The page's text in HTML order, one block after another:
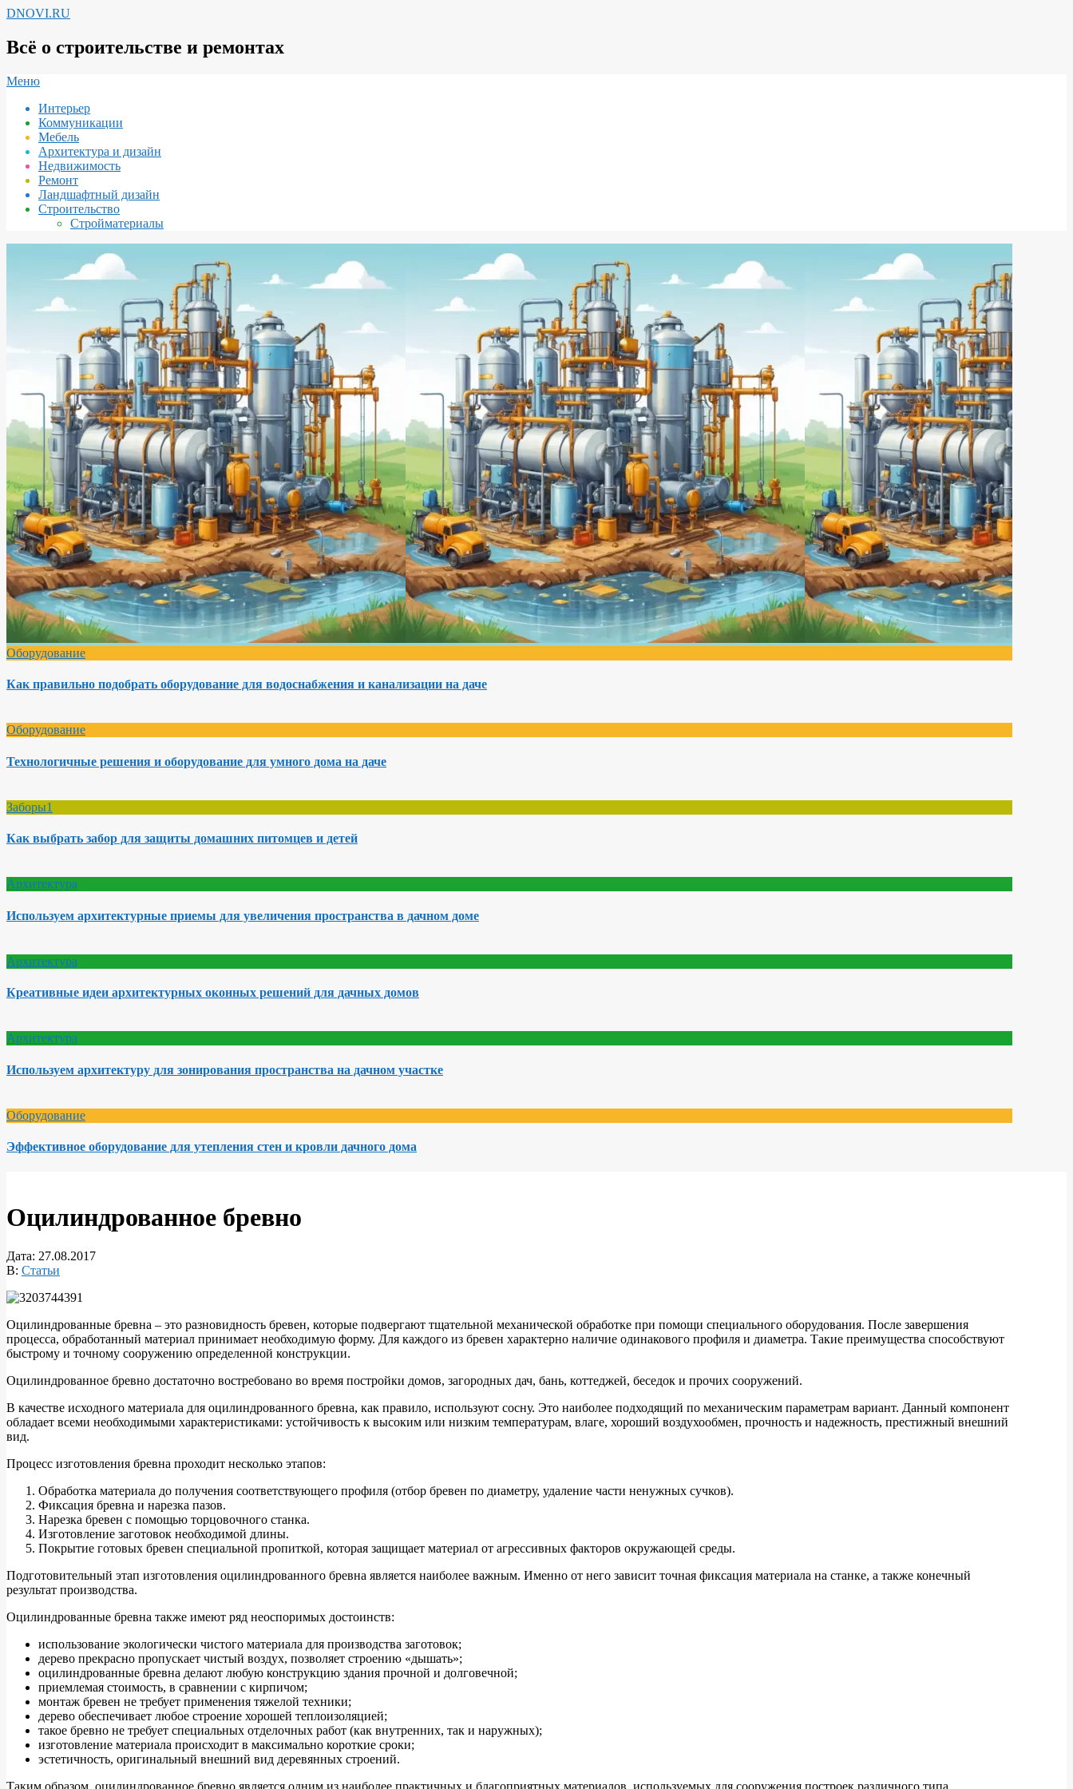
Перейти
содержимому
DNOVI.RU
Всё о строительстве и ремонтах
Вторичное
навигации
Меню
Интерьер
Коммуникации
Мебель
Архитектура и дизайн
Недвижимость
Ремонт
Ландшафтный дизайн
Строительство
Стройматериалы
Оборудование
Как правильно подобрать оборудование для водоснабжения и канализации на даче
Оборудование
Технологичные решения и оборудование для умного дома на даче
Заборы1
Как выбрать забор для защиты домашних питомцев и детей
Архитектура
Используем архитектурные приемы для увеличения пространства в дачном доме
Архитектура
Креативные идеи архитектурных оконных решений для дачных домов
Архитектура
Используем архитектуру для зонирования пространства на дачном участке
Оборудование
Эффективное оборудование для утепления стен и кровли дачного дома
Оцилиндрованное бревно
Дата: 27.08.2017
В: Статьи
Оцилиндрованные бревна – это разновидность бревен, которые подвергают тщательной механической обработке при помощи специального оборудования. После завершения
процесса, обработанный материал принимает необходимую форму. Для каждого из бревен характерно наличие одинакового профиля и диаметра. Такие преимущества способствуют
быстрому и точному сооружению определенной конструкции.
Оцилиндрованное бревно достаточно востребовано во время постройки домов, загородных дач, бань, коттеджей, беседок и прочих сооружений.
В качестве исходного материала для оцилиндрованного бревна, как правило, используют сосну. Это наиболее подходящий по механическим параметрам вариант. Данный компонент
обладает всеми необходимыми характеристиками: устойчивость к высоким или низким температурам, влаге, хороший воздухообмен, прочность и надежность, престижный внешний
вид.
Процесс изготовления бревна проходит несколько этапов:
Обработка материала до получения соответствующего профиля (отбор бревен по диаметру, удаление части ненужных сучков).
Фиксация бревна и нарезка пазов.
Нарезка бревен с помощью торцовочного станка.
Изготовление заготовок необходимой длины.
Покрытие готовых бревен специальной пропиткой, которая защищает материал от агрессивных факторов окружающей среды.
Подготовительный этап изготовления оцилиндрованного бревна является наиболее важным. Именно от него зависит точная фиксация материала на станке, а также конечный
результат производства.
Оцилиндрованные бревна также имеют ряд неоспоримых достоинств:
использование экологически чистого материала для производства заготовок;
дерево прекрасно пропускает чистый воздух, позволяет строению «дышать»;
оцилиндрованные бревна делают любую конструкцию здания прочной и долговечной;
приемлемая стоимость, в сравнении с кирпичом;
монтаж бревен не требует применения тяжелой техники;
дерево обеспечивает любое строение хорошей теплоизоляцией;
такое бревно не требует специальных отделочных работ (как внутренних, так и наружных);
изготовление материала происходит в максимально короткие сроки;
эстетичность, оригинальный внешний вид деревянных строений.